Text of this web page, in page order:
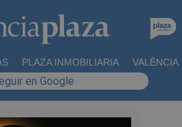
PLAZA INMOBILIARIA VALÈNCIA
en Google